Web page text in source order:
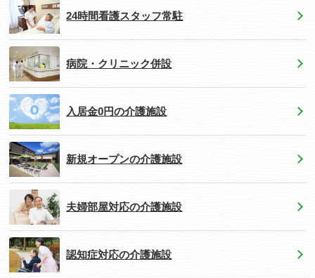
24時間看護スタッフ常駐
病院・クリニック併設
入居金0円の介護施設
新規オープンの介護施設
夫婦部屋対応の介護施設
認知症対応の介護施設